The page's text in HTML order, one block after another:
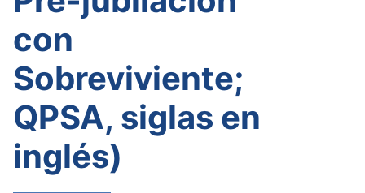
con
Sobreviviente;
QPSA, siglas en
inglés)